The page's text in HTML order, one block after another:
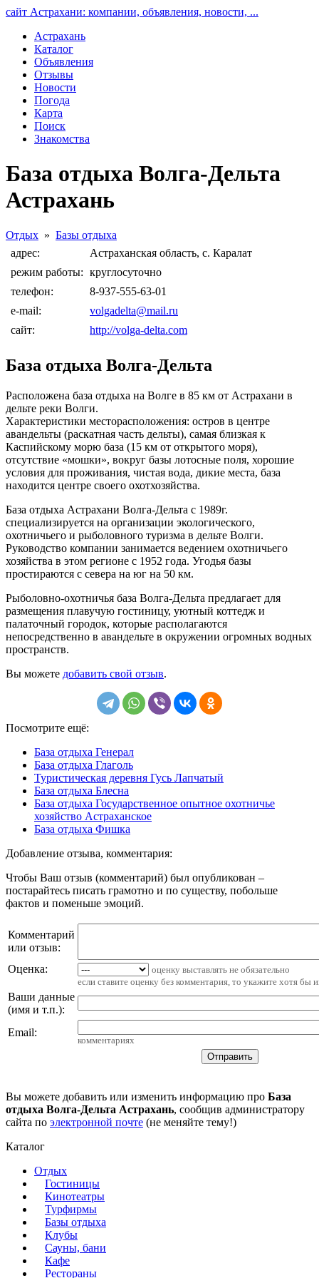
сайт Астрахани: компании, объявления, новости, ...
Астрахань
Каталог
Объявления
Отзывы
Новости
Погода
Карта
Поиск
Знакомства
База отдыха Волга-Дельта
Астрахань
Отдых » Базы отдыха
адрес:
Астраханская область, с. Каралат
режим работы: круглосуточно
телефон:
8-937-555-63-01
e-mail:
volgadelta@mail.ru
сайт:
http://volga-delta.com
База отдыха Волга-Дельта
Расположена база отдыха на Волге в 85 км от Астрахани в
дельте реки Волги.
Характеристики месторасположения: остров в центре
авандельты (раскатная часть дельты), самая близкая к
Каспийскому морю база (15 км от открытого моря),
отсутствие «мошки», вокруг базы лотосные поля, хорошие
условия для проживания, чистая вода, дикие места, база
находится центре своего охотхозяйства.
База отдыха Астрахани Волга-Дельта с 1989г.
специализируется на организации экологического,
охотничьего и рыболовного туризма в дельте Волги.
Руководство компании занимается ведением охотничьего
хозяйства в этом регионе с 1952 года. Угодья базы
простираются с севера на юг на 50 км.
Рыболовно-охотничья база Волга-Дельта предлагает для
размещения плавучую гостиницу, уютный коттедж и
палаточный городок, которые располагаются
непосредственно в авандельте в окружении огромных водных
пространств.
Вы можете добавить свой отзыв.
Посмотрите ещё:
База отдыха Генерал
База отдыха Глаголь
Туристическая деревня Гусь Лапчатый
База отдыха Блесна
База отдыха Государственное опытное охотничье
хозяйство Астраханское
База отдыха Фишка
Добавление отзыва, комментария:
Чтобы Ваш отзыв (комментарий) был опубликован –
постарайтесь писать грамотно и по существу, побольше
фактов и поменьше эмоций.
Комментарий
или отзыв:
Оценка:
оценку выставлять не обязательно
если ставите оценку без комментария, то укажите хотя бы
Ваши данные
(имя и т.п.):
Email:
комментариях
Вы можете добавить или изменить информацию про База
отдыха Волга-Дельта Астрахань, сообщив администратору
сайта по электронной почте (не меняйте тему!)
Каталог
Отдых
Гостиницы
Кинотеатры
Турфирмы
Базы отдыха
Клубы
Сауны, бани
Кафе
Рестораны